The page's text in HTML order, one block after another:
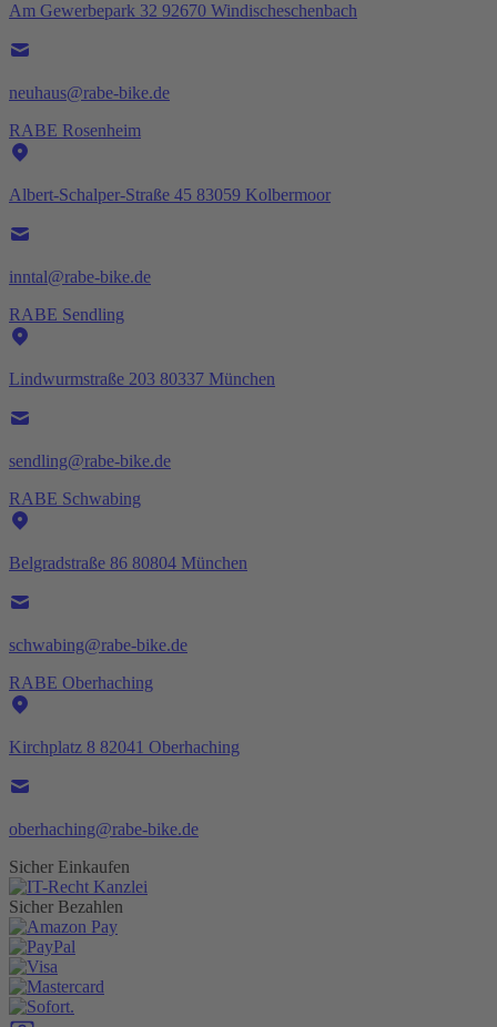
Am Gewerbepark 32 92670 Windischeschenbach
neuhaus@rabe-bike.de
RABE Rosenheim
Albert-Schalper-Straße 45 83059 Kolbermoor
inntal@rabe-bike.de
RABE Sendling
Lindwurmstraße 203 80337 München
sendling@rabe-bike.de
RABE Schwabing
Belgradstraße 86 80804 München
schwabing@rabe-bike.de
RABE Oberhaching
Kirchplatz 8 82041 Oberhaching
oberhaching@rabe-bike.de
Sicher Einkaufen
Sicher Bezahlen